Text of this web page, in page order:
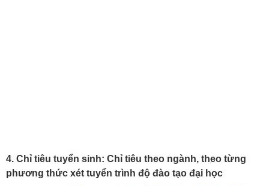
4. Chỉ tiêu tuyển sinh: Chỉ tiêu theo ngành, theo từng
phương thức xét tuyển trình độ đào tạo đại học